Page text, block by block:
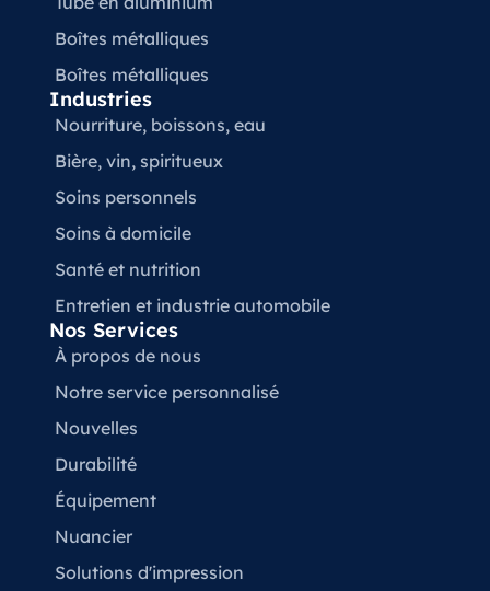
Boîtes métalliques
Boîtes métalliques
Industries
Nourriture, boissons, eau
Bière, vin, spiritueux
Soins personnels
Soins à domicile
Santé et nutrition
Entretien et industrie automobile
Nos Services
À propos de nous
Notre service personnalisé
Nouvelles
Durabilité
Équipement
Nuancier
Solutions d'impression